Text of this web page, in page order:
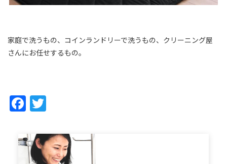
家庭で洗うもの、コインランドリーで洗うもの、クリーニング屋
さんにお任せするもの。
Facebook